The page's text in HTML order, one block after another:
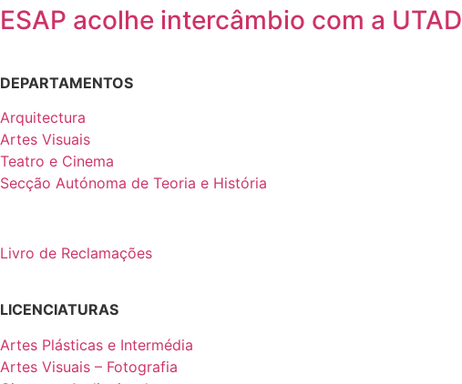
ESAP acolhe intercâmbio com a UTAD
DEPARTAMENTOS
Arquitectura
Artes Visuais
Teatro e Cinema
Secção Autónoma de Teoria e História
Livro de Reclamações
LICENCIATURAS
Artes Plásticas e Intermédia
Artes Visuais – Fotografia